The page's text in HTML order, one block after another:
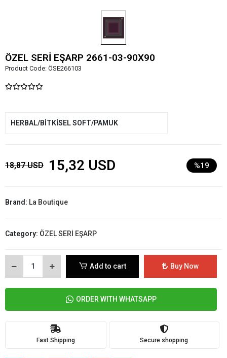
ÖZEL SERİ EŞARP 2661-03-90X90
Product Code: ÖSE266103
HERBAL/BİTKİSEL SOFT/PAMUK
18,87 USD 15,32 USD %19
Brand: La Boutique
Category: ÖZEL SERİ EŞARP
Add to cart Buy Now
ORDER WITH WHATSAPP
Fast Shipping Secure shopping